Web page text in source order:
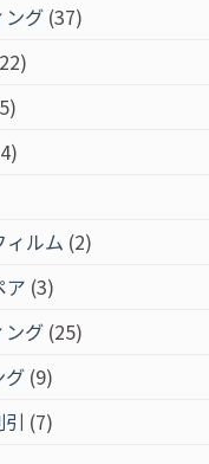
ング (37)
ィルム (2)
ア (3)
ング (25)
グ (9)
(7)